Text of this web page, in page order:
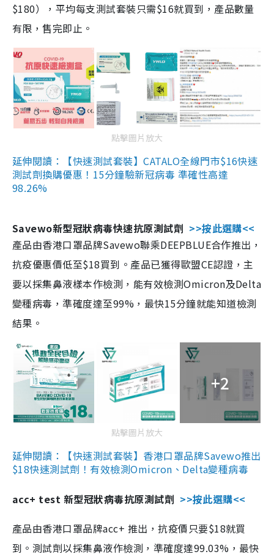
$180），平均每支測試套裝只需$16就買到，產品數量
有限，售完即止。
點擊圖片放大
延伸閱讀：【快速測試套裝】CATALO全線門市$16快速
測試劑換購優惠！15分鐘驗新冠病毒 準確性高達
98.26%
Savewo新型冠狀病毒快速抗原測試劑 >>按此選購<<
產品由香港口罩品牌Savewo聯乘DEEPBLUE合作推出，
抗疫優惠價低至$18買到。產品已獲得歐盟CE認證，主
要以採集鼻液樣本作檢測，能有效檢測Omicron及Delta
變種病毒，準確度達至99%，最快15分鐘就能知道檢測
結果。
+2
點擊圖片放大
延伸閱讀：【快速測試套裝】香港口罩品牌Savewo推出
$18快速測試劑！有效檢測Omicron、Delta變種病毒
acc+ test 新型冠狀病毒抗原測試劑 >>按此選購<<
產品由香港口罩品牌acc+ 推出，抗疫價只要$18就買
到。測試劑以採集鼻液作檢測，準確度達99.03%，最快